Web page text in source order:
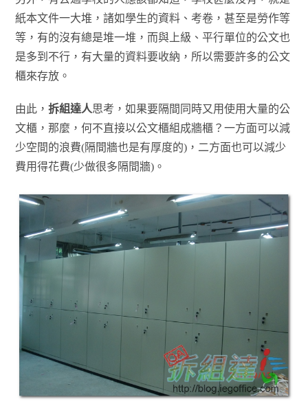
紙本文件一大堆，諸如學生的資料、考卷，甚至是勞作等
等，有的沒有總是堆一堆，而與上級、平行單位的公文也
是多到不行，有大量的資料要收納，所以需要許多的公文
櫃來存放。
由此，拆組達人思考，如果要隔間同時又用使用大量的公
文櫃，那麼，何不直接以公文櫃組成牆櫃？一方面可以減
少空間的浪費(隔間牆也是有厚度的)，二方面也可以減少
費用得花費(少做很多隔間牆)。